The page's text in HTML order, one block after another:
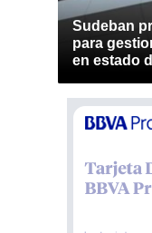
Sudeban
para
en estado